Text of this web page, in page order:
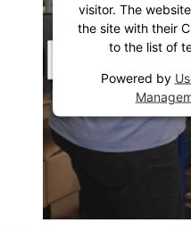
visitor. The
the site with their
to the list of
Powered by